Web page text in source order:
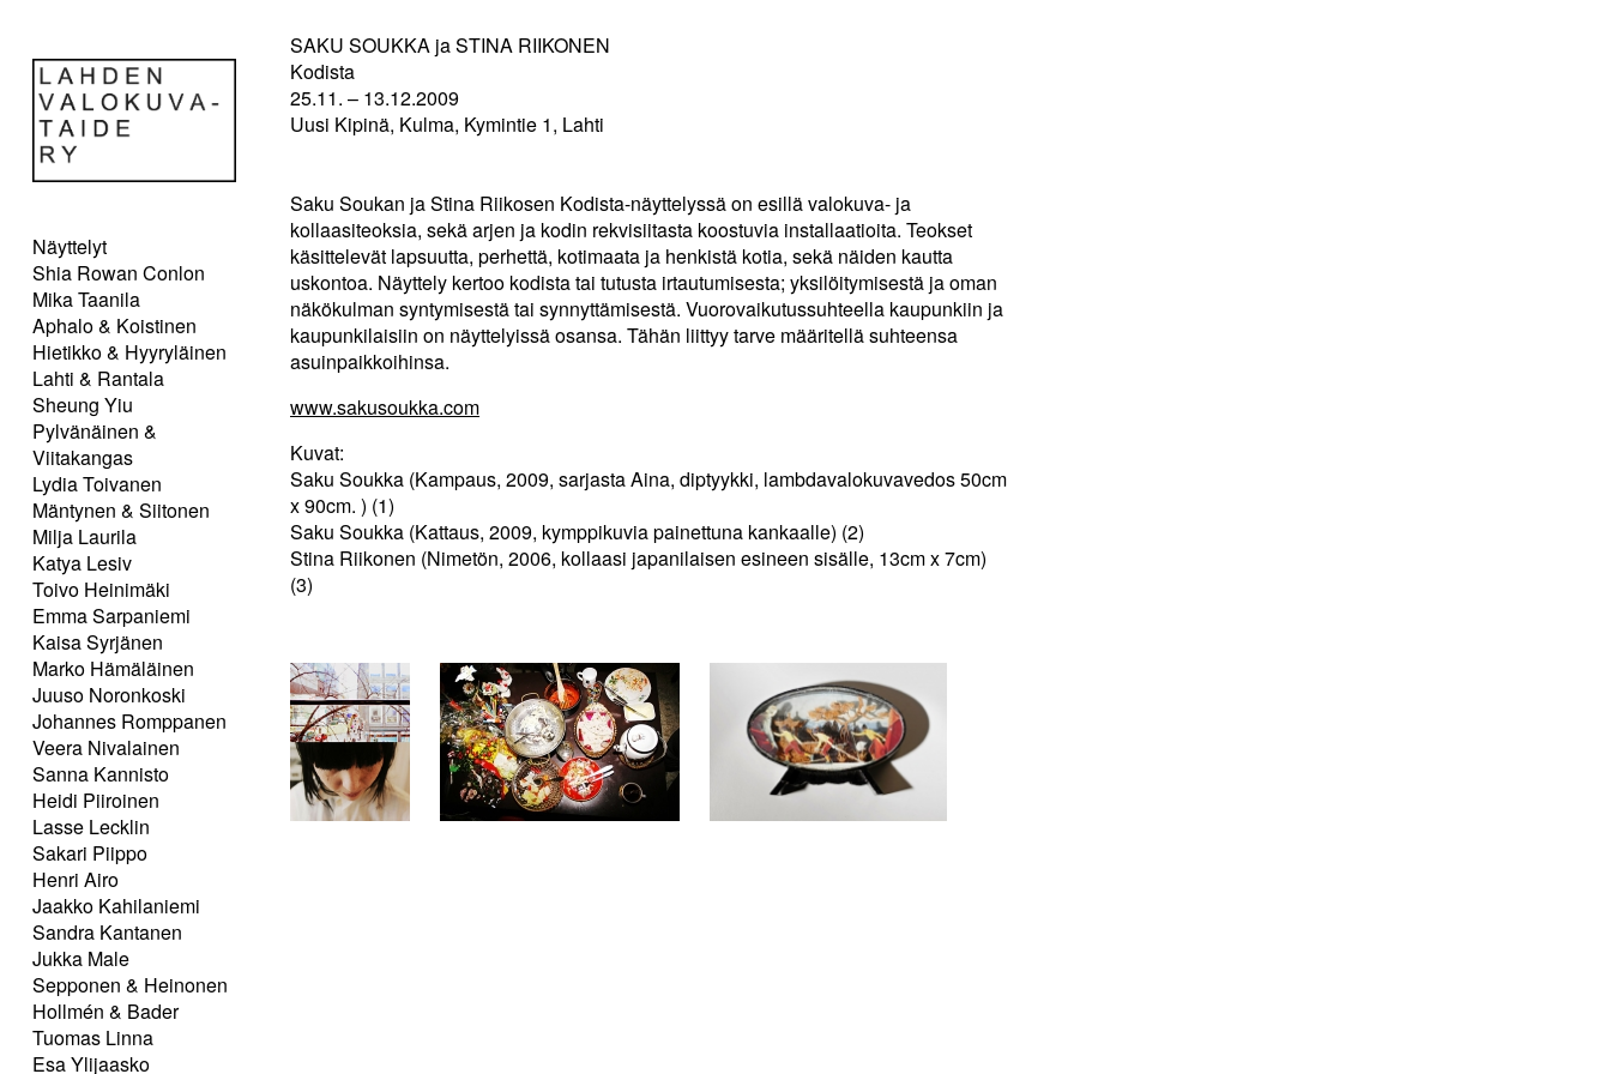
Näyttelyt
Shia Rowan Conlon
Mika Taanila
Aphalo & Koistinen
Hietikko & Hyyryläinen
Lahti & Rantala
Sheung Yiu
Pylvänäinen &
Viitakangas
Lydia Toivanen
Mäntynen & Siitonen
Milja Laurila
Katya Lesiv
Toivo Heinimäki
Emma Sarpaniemi
Kaisa Syrjänen
Marko Hämäläinen
Juuso Noronkoski
Johannes Romppanen
Veera Nivalainen
Sanna Kannisto
Heidi Piiroinen
Lasse Lecklin
Sakari Piippo
Henri Airo
Jaakko Kahilaniemi
Sandra Kantanen
Jukka Male
Sepponen & Heinonen
Hollmén & Bader
Tuomas Linna
Esa Ylijaasko
SAKU SOUKKA ja STINA RIIKONEN
Kodista
25.11. – 13.12.2009
Uusi Kipinä, Kulma, Kymintie 1, Lahti
Saku Soukan ja Stina Riikosen Kodista-näyttelyssä on esillä valokuva- ja
kollaasiteoksia, sekä arjen ja kodin rekvisiitasta koostuvia installaatioita. Teokset
käsittelevät lapsuutta, perhettä, kotimaata ja henkistä kotia, sekä näiden kautta
uskontoa. Näyttely kertoo kodista tai tutusta irtautumisesta; yksilöitymisestä ja oman
näkökulman syntymisestä tai synnyttämisestä. Vuorovaikutussuhteella kaupunkiin ja
kaupunkilaisiin on näyttelyissä osansa. Tähän liittyy tarve määritellä suhteensa
asuinpaikkoihinsa.
www.sakusoukka.com
Kuvat:
Saku Soukka (Kampaus, 2009, sarjasta Aina, diptyykki, lambdavalokuvavedos 50cm
x 90cm. ) (1)
Saku Soukka (Kattaus, 2009, kymppikuvia painettuna kankaalle) (2)
Stina Riikonen (Nimetön, 2006, kollaasi japanilaisen esineen sisälle, 13cm x 7cm)
(3)